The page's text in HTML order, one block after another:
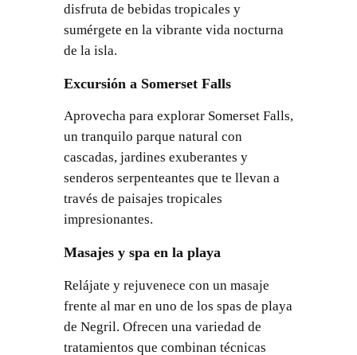
disfruta de bebidas tropicales y
sumérgete en la vibrante vida nocturna
de la isla.
Excursión a Somerset Falls
Aprovecha para explorar Somerset Falls,
un tranquilo parque natural con
cascadas, jardines exuberantes y
senderos serpenteantes que te llevan a
través de paisajes tropicales
impresionantes.
Masajes y spa en la playa
Relájate y rejuvenece con un masaje
frente al mar en uno de los spas de playa
de Negril. Ofrecen una variedad de
tratamientos que combinan técnicas